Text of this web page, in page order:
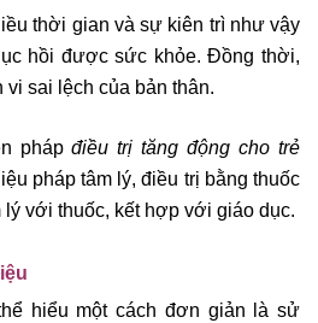
thời gian và sự kiên trì như vậy
hồi được sức khỏe. Đồng thời,
sai lệch của bản thân.
phápđiều trịtăng động cho trẻ
pháp tâm lý, điều trị bằng thuốc
lý với thuốc, kết hợp với giáo dục.
hiểu một cách đơn giản là sử